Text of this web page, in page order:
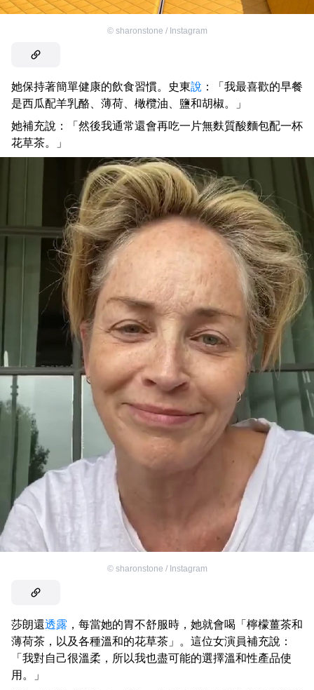
© sharonstone / Instagram
她保持著簡單健康的飲食習慣。史東說 ：「我最喜歡的早餐
是西瓜配羊乳酪、薄荷、橄欖油、鹽和胡椒。」
她補充說：「然後我通常還會再吃一片無麩質酸麵包配一杯
花草茶。」
© sharonstone / Instagram
莎朗還透露 ，每當她的胃不舒服時，她就會喝「檸檬薑茶和
薄荷茶，以及各種溫和的花草茶」。這位女演員補充說：
「我對自己很溫柔，所以我也盡可能的選擇溫和性產品使
用。」